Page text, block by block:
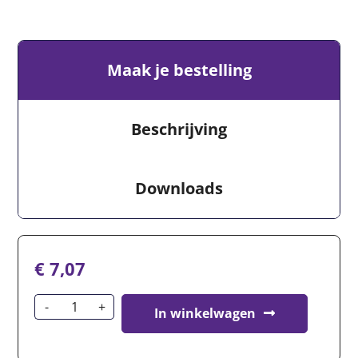
Maak je bestelling
Beschrijving
Downloads
€ 7,07
In winkelwagen